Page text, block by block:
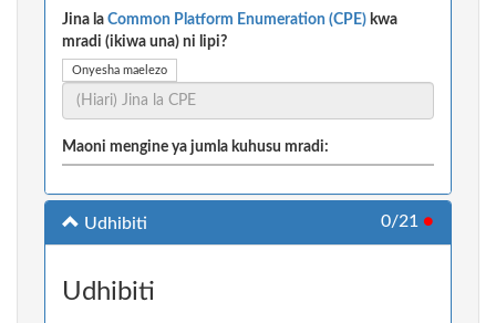
Jina la Common Platform Enumeration (CPE) kwa
mradi (ikiwa una) ni lipi?
Onyesha maelezo
Maoni mengine ya jumla kuhusu mradi:
Udhibiti 0/21 ●
Udhibiti